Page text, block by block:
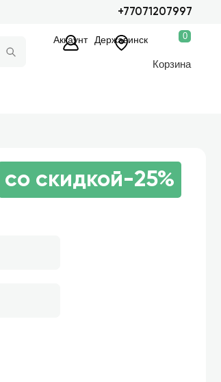
+77071207997
Аккаунт Державинск 0
Корзина
со скидкой-25%